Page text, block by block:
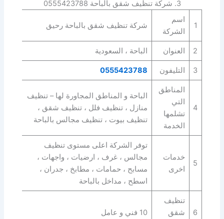
3. شركة تنظيف شقق بالباحة 0555423788
1
اسم
الشركة
شركة تنظيف شقق بالباحة رحيق
2 العنوان الباحة ، السعودية
3 التليفون 0555423788
4
المناطق
التي
تشلمها
الخدمة
الباحة و المناطق المجاورة لها – تنظيف
منازل ، تنظيف فلل ، تنظيف شقق ،
تنظيف بيوت ، تنظيف مجالس بالباحة
5
خدمات
اخرى
توفر الشركة اعلى مستوى تنظيف
مجالس ، غرف ، ارضيات ، واجهات ،
مسابح ، حمامات ، مطابخ ، جدران ،
اسطح ، مداخل بالباحة
6
تنظيف
شقق
10 فني و عامل